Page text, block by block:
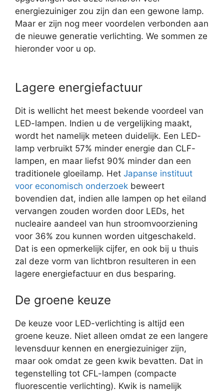
energiezuiniger zou zijn dan een gewone lamp.
Maar er zijn nog meer voordelen verbonden aan
de nieuwe generatie verlichting. We sommen ze
hieronder voor u op.
Lagere energiefactuur
Dit is wellicht het meest bekende voordeel van
LED-lampen. Indien u de vergelijking maakt,
wordt het namelijk meteen duidelijk. Een LED-
lamp verbruikt 57% minder energie dan CLF-
lampen, en maar liefst 90% minder dan een
traditionele gloeilamp. Het Japanse instituut
voor economisch onderzoek beweert
bovendien dat, indien alle lampen op het eiland
vervangen zouden worden door LEDs, het
nucleaire aandeel van hun stroomvoorziening
voor 36% zou kunnen worden uitgeschakeld.
Dat is een opmerkelijk cijfer, en ook bij u thuis
zal deze vorm van lichtbron resulteren in een
lagere energiefactuur en dus besparing.
De groene keuze
De keuze voor LED-verlichting is altijd een
groene keuze. Niet alleen omdat ze een langere
levensduur kennen en energiezuiniger zijn,
maar ook omdat ze geen kwik bevatten. Dat in
tegenstelling tot CFL-lampen (compacte
fluorescentie verlichting). Kwik is namelijk